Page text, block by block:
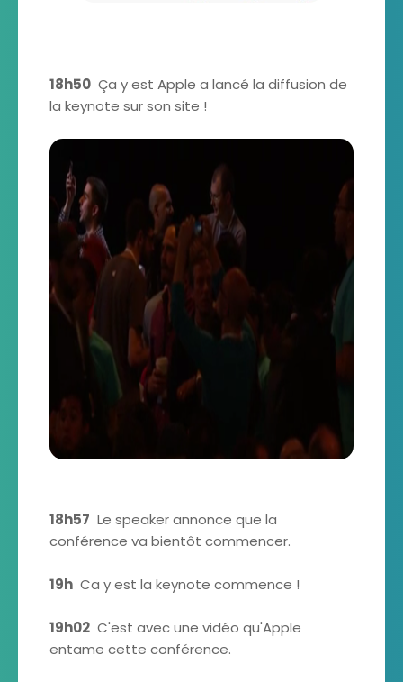
18h50 Ça y est Apple a lancé la diffusion de
la keynote sur son site !
18h57 Le speaker annonce que la
conférence va bientôt commencer.
19h Ca y est la keynote commence !
19h02 C'est avec une vidéo qu'Apple
entame cette conférence.